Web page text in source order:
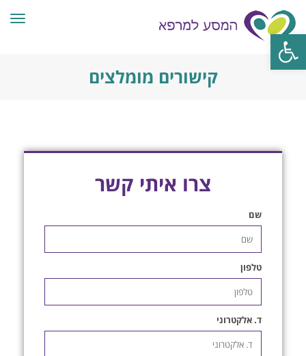
פתח סרגל נגישות
קישורים מומלצים
צרו איתי קשר
שם
טלפון
ד. אלקטרוני